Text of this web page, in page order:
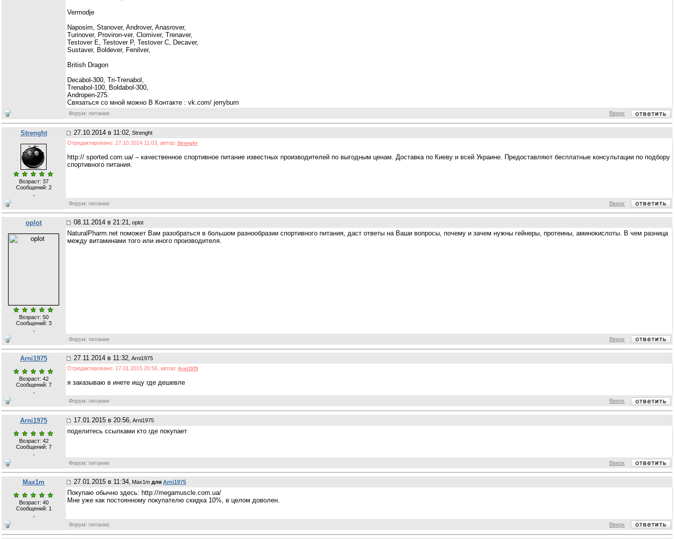
Vermodje
Naposim, Stanover, Androver, Anasrover,
Turinover, Proviron-ver, Clomiver, Trenaver,
Testover E, Testover P, Testover C, Decaver,
Sustaver, Boldever, Fenilver,
British Dragon
Decabol-300, Tri-Trenabol,
Trenabol-100, Boldabol-300,
Andropen-275.
Связаться со мной можно В Контакте : vk.com/ jerryburn
Форум: питание Вверх
Strenght 27.10.2014 в 11:02 , Strenght
Возраст: 37
Сообщений: 2
Отредактировано: 27.10.2014 11:03, автор: Strenght
http:// sported.com.ua/ – качественное спортивное питание известных производителей по выгодным ценам. Доставка по Киеву и всей Украине. Предоставляют бесплатные консультации по подбору
спортивного питания.
Форум: питание Вверх
oplot 08.11.2014 в 21:21 , oplot
Возраст: 50
Сообщений: 3
NaturalPharm.net поможет Вам разобраться в большом разнообразии спортивного питания, даст ответы на Ваши вопросы, почему и зачем нужны гейнеры, протеины, аминокислоты. В чем разница
между витаминами того или иного производителя.
Форум: питание Вверх
Arni1975 27.11.2014 в 11:32 , Arni1975
Возраст: 42
Сообщений: 7
Отредактировано: 17.01.2015 20:56, автор: Arni1975
я заказываю в инете ищу где дешевле
Форум: питание Вверх
Arni1975 17.01.2015 в 20:56 , Arni1975
Возраст: 42
Сообщений: 7
поделитесь ссылками кто где покупает
Форум: питание Вверх
Max1m 27.01.2015 в 11:34 , Max1m для Arni1975
Возраст: 40
Сообщений: 1
Покупаю обычно здесь: http://megamuscle.com.ua/
Мне уже как постоянному покупателю скидка 10%, в целом доволен.
Форум: питание Вверх